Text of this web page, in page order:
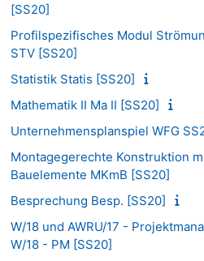
[SS20]
Profilspezifisches Modul
STV [SS20]
Statistik Statis [SS20]
Mathematik II Ma II [SS20]
Unternehmensplanspiel WFG
Montagegerechte Konstruktion
Bauelemente MKmB [SS20]
Besprechung Besp. [SS20]
W/18 und AWRU/17 -
W/18 - PM [SS20]